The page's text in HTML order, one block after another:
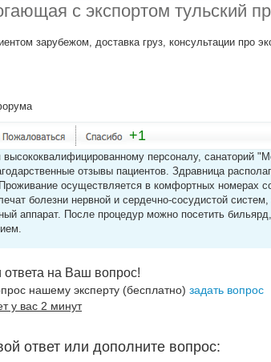
с экспортом тульский
зарубежом, доставка груз, консультации про
+1
высококвалифицированному персоналу, санаторий
отзывы пациентов. Здравница
осуществляется в комфортных номерах
болезни нервной и сердечно-сосудистой
аппарат. После процедур можно посетить
на Ваш вопрос!
нашему эксперту (бесплатно) задать вопрос
у вас 2 минут
ответ или дополните вопрос: